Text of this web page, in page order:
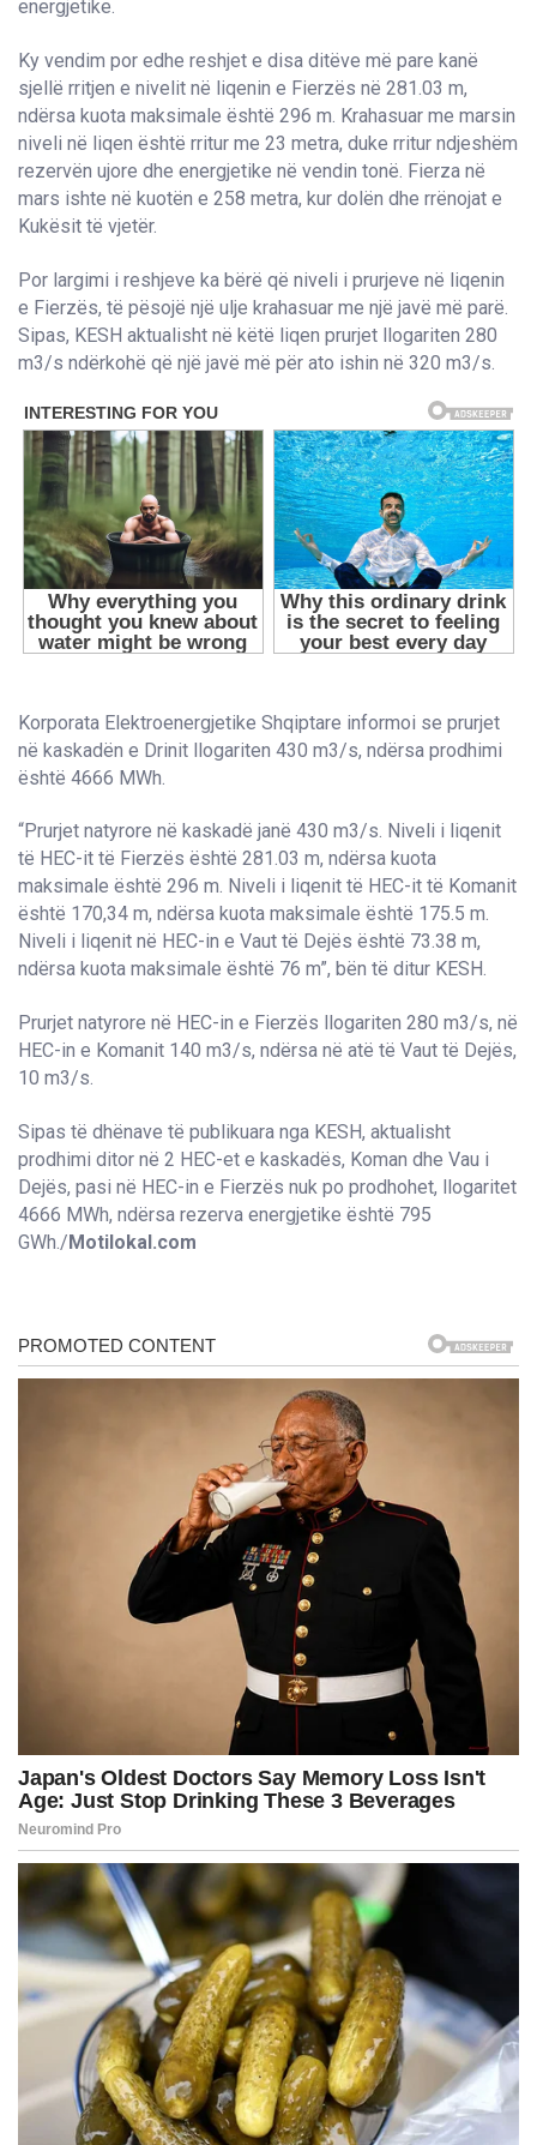
energjetike.
Ky vendim por edhe reshjet e disa ditëve më pare kanë
sjellë rritjen e nivelit në liqenin e Fierzës në 281.03 m,
ndërsa kuota maksimale është 296 m. Krahasuar me marsin
niveli në liqen është rritur me 23 metra, duke rritur ndjeshëm
rezervën ujore dhe energjetike në vendin tonë. Fierza në
mars ishte në kuotën e 258 metra, kur dolën dhe rrënojat e
Kukësit të vjetër.
Por largimi i reshjeve ka bërë që niveli i prurjeve në liqenin
e Fierzës, të pësojë një ulje krahasuar me një javë më parë.
Sipas, KESH aktualisht në këtë liqen prurjet llogariten 280
m3/s ndërkohë që një javë më për ato ishin në 320 m3/s.
Korporata Elektroenergjetike Shqiptare informoi se prurjet
në kaskadën e Drinit llogariten 430 m3/s, ndërsa prodhimi
është 4666 MWh.
“Prurjet natyrore në kaskadë janë 430 m3/s. Niveli i liqenit
të HEC-it të Fierzës është 281.03 m, ndërsa kuota
maksimale është 296 m. Niveli i liqenit të HEC-it të Komanit
është 170,34 m, ndërsa kuota maksimale është 175.5 m.
Niveli i liqenit në HEC-in e Vaut të Dejës është 73.38 m,
ndërsa kuota maksimale është 76 m”, bën të ditur KESH.
Prurjet natyrore në HEC-in e Fierzës llogariten 280 m3/s, në
HEC-in e Komanit 140 m3/s, ndërsa në atë të Vaut të Dejës,
10 m3/s.
Sipas të dhënave të publikuara nga KESH, aktualisht
prodhimi ditor në 2 HEC-et e kaskadës, Koman dhe Vau i
Dejës, pasi në HEC-in e Fierzës nuk po prodhohet, llogaritet
4666 MWh, ndërsa rezerva energjetike është 795
GWh./Motilokal.com